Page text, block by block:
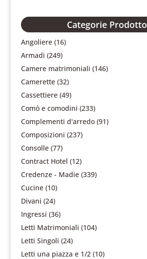
Categorie Prodotto
Angoliere (16)
Armadi (249)
Camere matrimoniali (146)
Camerette (32)
Cassettiere (49)
Comò e comodini (233)
Complementi d'arredo (91)
Composizioni (237)
Consolle (77)
Contract Hotel (12)
Credenze - Madie (339)
Cucine (10)
Divani (24)
Ingressi (36)
Letti Matrimoniali (104)
Letti Singoli (24)
Letti una piazza e 1/2 (10)